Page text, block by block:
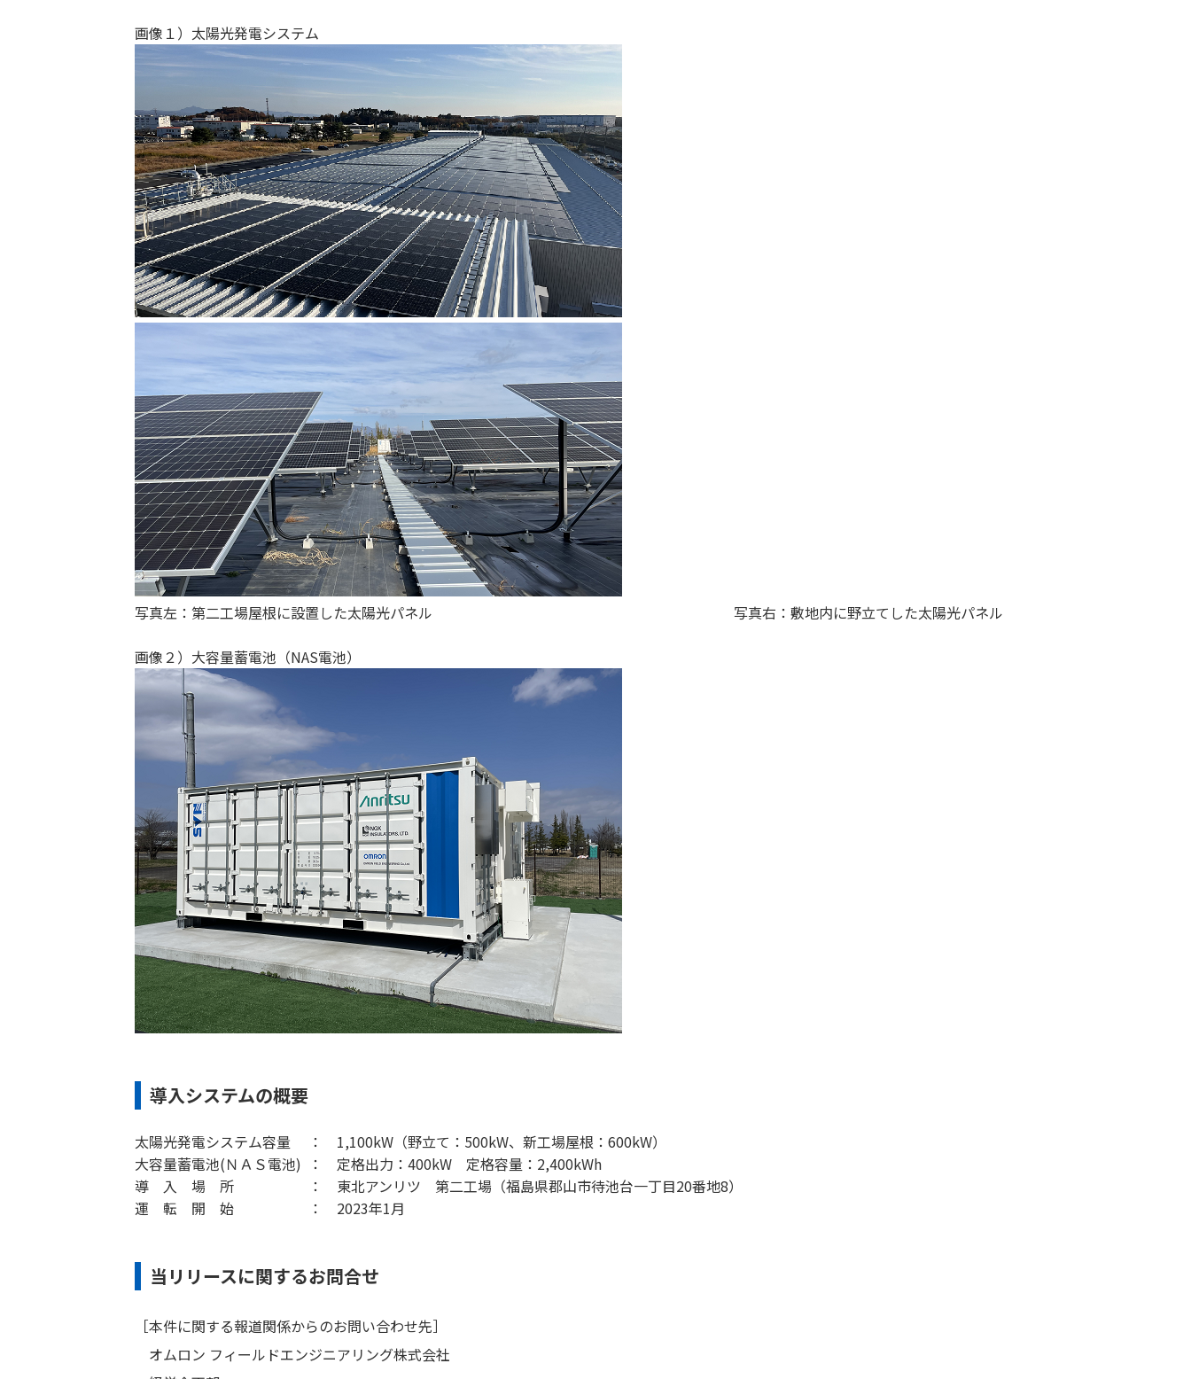
画像１）太陽光発電システム
写真左：第二工場屋根に設置した太陽光パネル 写真右：敷地内に野立てした太陽光パネル
画像２）大容量蓄電池（NAS電池）
導入システムの概要
太陽光発電システム容量 ： 1,100kW（野立て：500kW、新工場屋根：600kW）
大容量蓄電池(ＮＡＳ電池) ： 定格出力：400kW 定格容量：2,400kWh
導 入 場 所 ： 東北アンリツ 第二工場（福島県郡山市待池台一丁目20番地8）
運 転 開 始 ： 2023年1月
当リリースに関するお問合せ
［本件に関する報道関係からのお問い合わせ先］
オムロン フィールドエンジニアリング株式会社